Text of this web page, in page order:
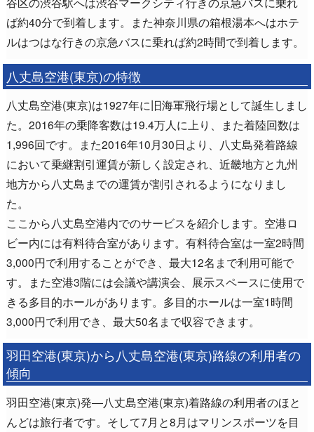
ば約40分で到着します。また神奈川県の箱根湯本へはホテ
ルはつはな行きの京急バスに乗れば約2時間で到着します。
八丈島空港(東京)の特徴
八丈島空港(東京)は1927年に旧海軍飛行場として誕生しまし
た。2016年の乗降客数は19.4万人に上り、また着陸回数は
1,996回です。また2016年10月30日より、八丈島発着路線
において乗継割引運賃が新しく設定され、近畿地方と九州
地方から八丈島までの運賃が割引されるようになりまし
た。
ここから八丈島空港内でのサービスを紹介します。空港ロ
ビー内には有料待合室があります。有料待合室は一室2時間
3,000円で利用することができ、最大12名まで利用可能で
す。また空港3階には会議や講演会、展示スペースに使用で
きる多目的ホールがあります。多目的ホールは一室1時間
3,000円で利用でき、最大50名まで収容できます。
羽田空港(東京)から八丈島空港(東京)路線の利用者の
傾向
羽田空港(東京)発―八丈島空港(東京)着路線の利用者のほと
んどは旅行者です。そして7月と8月はマリンスポーツを目